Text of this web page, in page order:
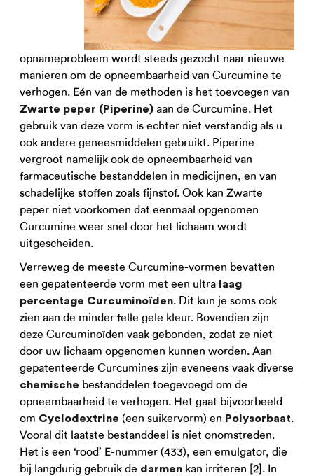
opnameprobleem wordt steeds gezocht naar nieuwe
manieren om de opneembaarheid van Curcumine te
verhogen. Eén van de methoden is het toevoegen van
Zwarte peper (Piperine) aan de Curcumine. Het
gebruik van deze vorm is echter niet verstandig als u
ook andere geneesmiddelen gebruikt. Piperine
vergroot namelijk ook de opneembaarheid van
farmaceutische bestanddelen in medicijnen, en van
schadelijke stoffen zoals fijnstof. Ook kan Zwarte
peper niet voorkomen dat eenmaal opgenomen
Curcumine weer snel door het lichaam wordt
uitgescheiden.
Verreweg de meeste Curcumine-vormen bevatten
een gepatenteerde vorm met een ultra
laag
percentage Curcuminoïden. Dit kun je soms ook
zien aan de minder felle gele kleur. Bovendien zijn
deze Curcuminoïden vaak gebonden, zodat ze niet
door uw lichaam opgenomen kunnen worden. Aan
gepatenteerde Curcumines zijn eveneens vaak diverse
chemische bestanddelen toegevoegd om de
opneembaarheid te verhogen. Het gaat bijvoorbeeld
om Cyclodextrine (een suikervorm) en Polysorbaat.
Vooral dit laatste bestanddeel is niet onomstreden.
Het is een ‘rood’ E-nummer (433), een emulgator, die
bij langdurig gebruik de darmen kan irriteren [2]. In